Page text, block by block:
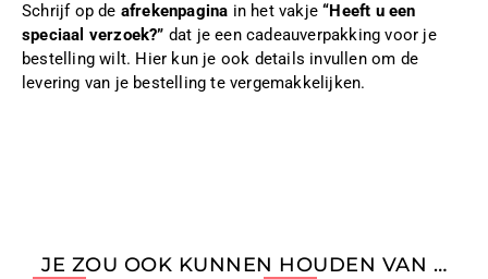
Schrijf op de afrekenpagina in het vakje“Heeft u een
speciaal verzoek?” dat je een cadeauverpakking voor je
bestelling wilt. Hier kun je ook details invullen om de
levering van je bestelling te vergemakkelijken.
JE ZOU OOK KUNNEN HOUDEN VAN …